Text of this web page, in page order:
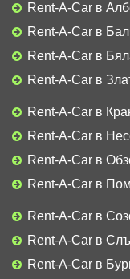
Rent-A-Car в
Rent-A-Car в
Rent-A-Car в
Rent-A-Car в
Rent-A-Car в
Rent-A-Car в
Rent-A-Car в
Rent-A-Car в
Rent-A-Car в
Rent-A-Car в
Rent-A-Car в